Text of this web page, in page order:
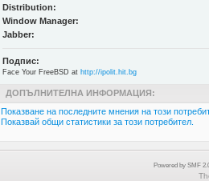
Distribution:
Window Manager:
Jabber:
Подпис:
Face Your FreeBSD at http://ipolit.hit.bg
ДОПЪЛНИТЕЛНА ИНФОРМАЦИЯ:
Показване на последните мнения на този
Показвай общи статистики за този потребител.
Powered by SMF